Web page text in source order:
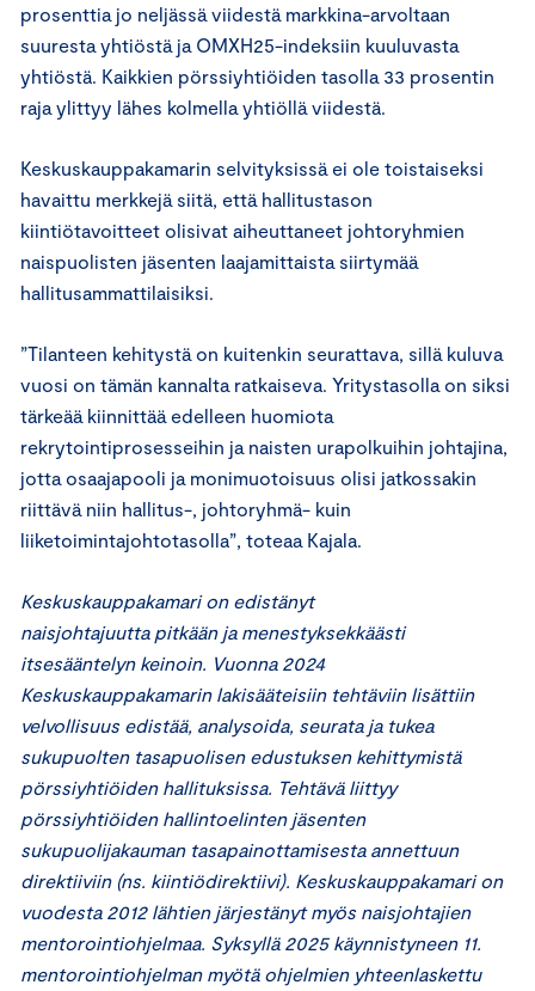
prosenttia jo neljässä viidestä markkina-arvoltaan
suuresta yhtiöstä ja OMXH25-indeksiin kuuluvasta
yhtiöstä. Kaikkien pörssiyhtiöiden tasolla 33 prosentin
raja ylittyy lähes kolmella yhtiöllä viidestä.
Keskuskauppakamarin selvityksissä ei ole toistaiseksi
havaittu merkkejä siitä, että hallitustason
kiintiötavoitteet olisivat aiheuttaneet johtoryhmien
naispuolisten jäsenten laajamittaista siirtymää
hallitusammattilaisiksi.
”Tilanteen kehitystä on kuitenkin seurattava, sillä kuluva
vuosi on tämän kannalta ratkaiseva. Yritystasolla on siksi
tärkeää kiinnittää edelleen huomiota
rekrytointiprosesseihin ja naisten urapolkuihin johtajina,
jotta osaajapooli ja monimuotoisuus olisi jatkossakin
riittävä niin hallitus-, johtoryhmä- kuin
liiketoimintajohtotasolla”, toteaa Kajala.
Keskuskauppakamari on edistänyt
naisjohtajuutta pitkään ja menestyksekkäästi
itsesääntelyn keinoin. Vuonna 2024
Keskuskauppakamarin lakisääteisiin tehtäviin lisättiin
velvollisuus edistää, analysoida, seurata ja tukea
sukupuolten tasapuolisen edustuksen kehittymistä
pörssiyhtiöiden hallituksissa. Tehtävä liittyy
pörssiyhtiöiden hallintoelinten jäsenten
sukupuolijakauman tasapainottamisesta annettuun
direktiiviin (ns. kiintiödirektiivi). Keskuskauppakamari on
vuodesta 2012 lähtien järjestänyt myös naisjohtajien
mentorointiohjelmaa. Syksyllä 2025 käynnistyneen 11.
mentorointiohjelman myötä ohjelmien yhteenlaskettu